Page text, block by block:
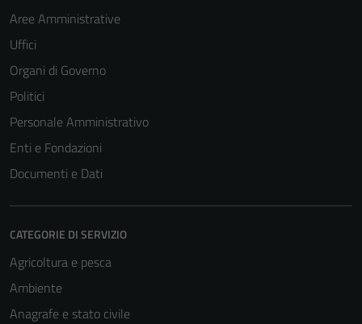
Aree Amministrative
Uffici
Organi di Governo
Politici
Personale Amministrativo
Enti e Fondazioni
Documenti e Dati
CATEGORIE DI SERVIZIO
Agricoltura e pesca
Ambiente
Anagrafe e stato civile